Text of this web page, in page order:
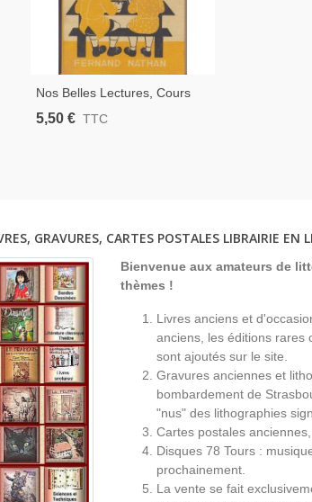
Nos Belles Lectures, Cours
Moyen 1ère Année, David,
5,50 € TTC
GRAVURES, CARTES POSTALES LIBRAIRIE EN
Bienvenue aux amateurs de
thèmes !
Livres anciens et
anciens, les éditions rares
sont ajoutés sur le site.
Gravures anciennes et
bombardement de
"nus" des lithographies
Cartes postales
Disques 78 Tours :
prochainement.
La vente se fait